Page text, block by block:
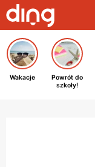
Wakacje
Powrót do
szkoły!